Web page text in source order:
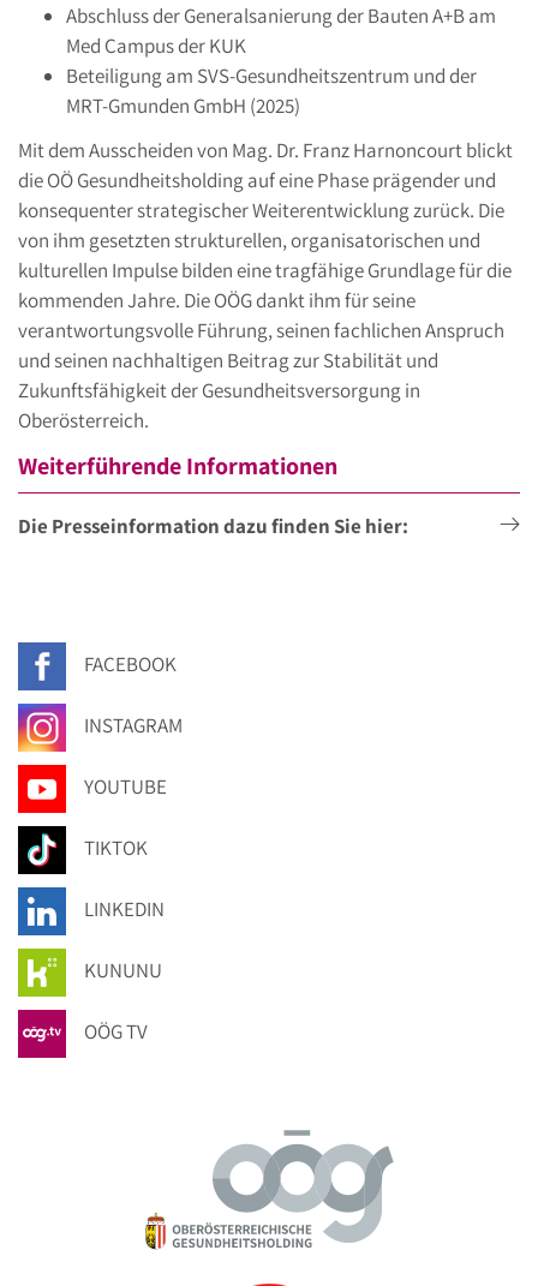
Abschluss der Generalsanierung der Bauten A+B am
Med Campus der KUK
Beteiligung am SVS-Gesundheitszentrum und der
MRT-Gmunden GmbH (2025)
Mit dem Ausscheiden von Mag. Dr. Franz Harnoncourt blickt
die OÖ Gesundheitsholding auf eine Phase prägender und
konsequenter strategischer Weiterentwicklung zurück. Die
von ihm gesetzten strukturellen, organisatorischen und
kulturellen Impulse bilden eine tragfähige Grundlage für die
kommenden Jahre. Die OÖG dankt ihm für seine
verantwortungsvolle Führung, seinen fachlichen Anspruch
und seinen nachhaltigen Beitrag zur Stabilität und
Zukunftsfähigkeit der Gesundheitsversorgung in
Oberösterreich.
Weiterführende Informationen
Die Presseinformation dazu finden Sie hier:
FACEBOOK
INSTAGRAM
YOUTUBE
TIKTOK
LINKEDIN
KUNUNU
OÖG TV